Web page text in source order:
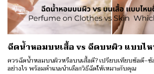
ฉีดน้ำหอมบนเสื้อ vs ฉีดบนผิว แบบไ
ควรฉีดน้ำหอมบนผิวหรือบนเสื้อดี? เปรียบเทียบข้อดี–
อย่างไร พร้อมคำแนะนำเลือกวิธีฉีดให้เหมาะกับคุณ